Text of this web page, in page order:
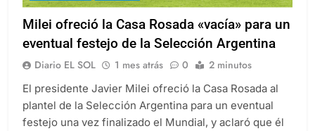
Milei ofreció la Casa Rosada «vacía» para un
eventual festejo de la Selección Argentina
Diario EL SOL 1 mes atrás 0 2 minutos
El presidente Javier Milei ofreció la Casa Rosada al
plantel de la Selección Argentina para un eventual
festejo una vez finalizado el Mundial, y aclaró que él